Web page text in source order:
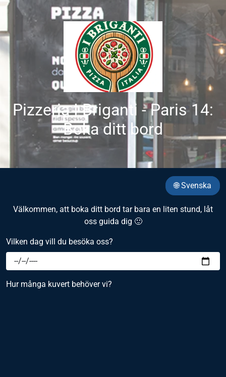
Pizzeria I Briganti - Paris 14:
Boka ditt bord
🌐 Svenska
Välkommen, att boka ditt bord tar bara en liten stund, låt
oss guida dig 🙂
Vilken dag vill du besöka oss?
Hur många kuvert behöver vi?